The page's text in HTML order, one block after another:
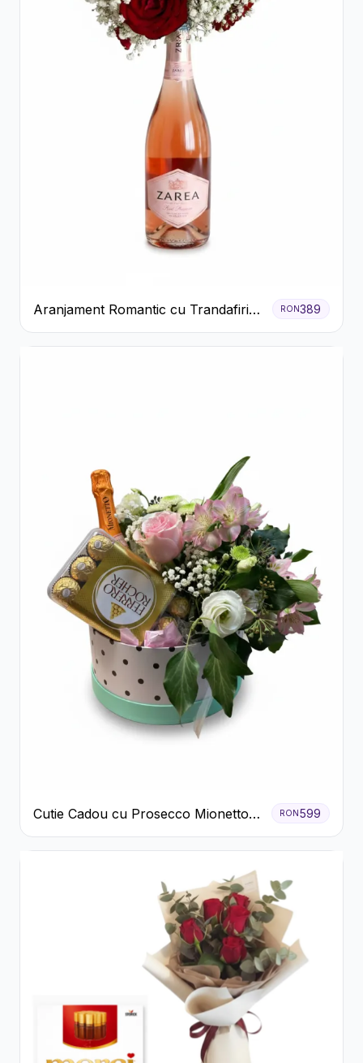
Aranjament Romantic cu Trandafiri
Roșii și Șampanie rose
RON389
Cutie Cadou cu Prosecco Mionetto
Ferrero Rocher și Flori Pastelate
RON 599